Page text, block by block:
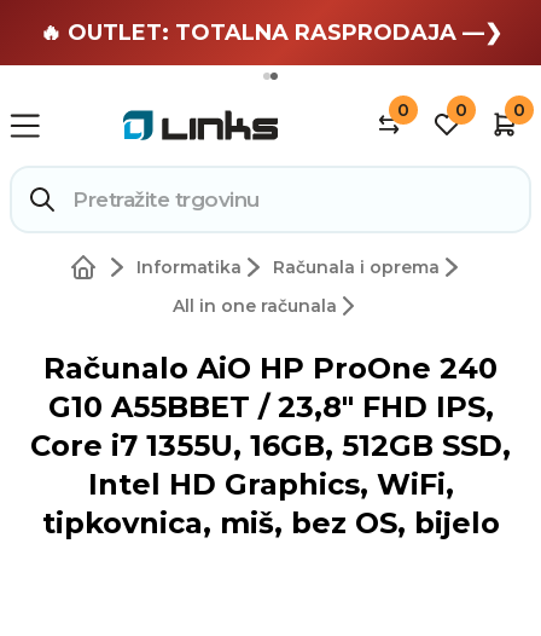
🏄 Zaslužuješ odmor —❯
🔥 OUTLET: TOTALNA RASPRODAJA —❯
0 0 0
Informatika
Računala i oprema
All in one računala
Računalo AiO HP ProOne 240
G10 A55BBET / 23,8" FHD IPS,
Core i7 1355U, 16GB, 512GB SSD,
Intel HD Graphics, WiFi,
tipkovnica, miš, bez OS, bijelo